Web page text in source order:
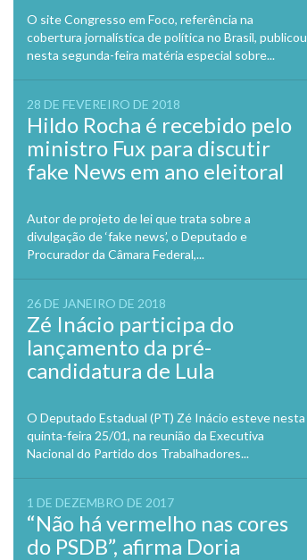
O site Congresso em Foco, referência na
cobertura jornalística de política no Brasil, publicou
nesta segunda-feira matéria especial sobre...
28 DE FEVEREIRO DE 2018
Hildo Rocha é recebido pelo
ministro Fux para discutir
fake News em ano eleitoral
Autor de projeto de lei que trata sobre a
divulgação de ‘fake news’, o Deputado e
Procurador da Câmara Federal,...
26 DE JANEIRO DE 2018
Zé Inácio participa do
lançamento da pré-
candidatura de Lula
O Deputado Estadual (PT) Zé Inácio esteve nesta
quinta-feira 25/01, na reunião da Executiva
Nacional do Partido dos Trabalhadores...
1 DE DEZEMBRO DE 2017
“Não há vermelho nas cores
do PSDB”, afirma Doria